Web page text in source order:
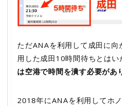
ただANAを利用して成田に向
用した成田10時間待ちとはい
は空港で時間を潰す必要があ
2018年にANAを利用してホ